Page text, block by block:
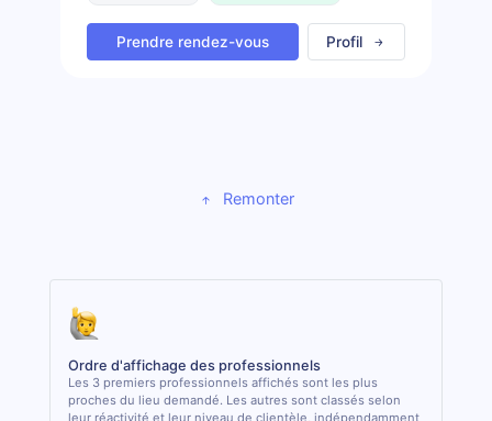
Prendre rendez-vous Profil
Remonter
Ordre d'affichage des professionnels
Les 3 premiers professionnels affichés sont les plus
proches du lieu demandé. Les autres sont classés selon
leur réactivité et leur niveau de clientèle, indépendamment